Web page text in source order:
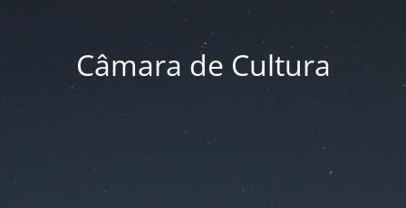
Câmara de Cultura